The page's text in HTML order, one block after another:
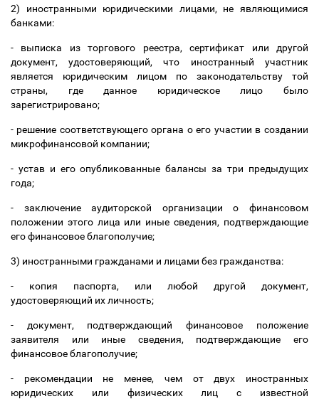
2) иностранными юридическими лицами, не являющимися
банками:
- выписка из торгового реестра, сертификат или другой
документ, удостоверяющий, что иностранный участник
является юридическим лицом по законодательству той
страны, где данное юридическое лицо было
зарегистрировано;
- решение соответствующего органа о его участии в создании
микрофинансовой компании;
- устав и его опубликованные балансы за три предыдущих
года;
- заключение аудиторской организации о финансовом
положении этого лица или иные сведения, подтверждающие
его финансовое благополучие;
3) иностранными гражданами и лицами без гражданства:
- копия паспорта, или любой другой документ,
удостоверяющий их личность;
- документ, подтверждающий финансовое положение
заявителя или иные сведения, подтверждающие его
финансовое благополучие;
- рекомендации не менее, чем от двух иностранных
юридических или физических лиц с известной